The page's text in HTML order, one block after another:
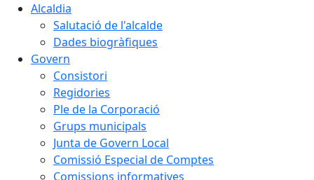
Alcaldia
Salutació de l'alcalde
Dades biogràfiques
Govern
Consistori
Regidories
Ple de la Corporació
Grups municipals
Junta de Govern Local
Comissió Especial de Comptes
Comissions informatives